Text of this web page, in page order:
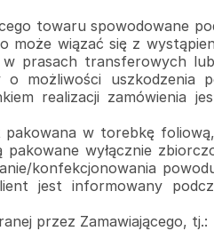
towaru spowodowane
może wiązać się z
w prasach transferowych
możliwości uszkodzenia
realizacji zamówienia
w torebkę
wyłącznie
konfekcjonowania
jest informowany
przez Zamawiającego, tj.: